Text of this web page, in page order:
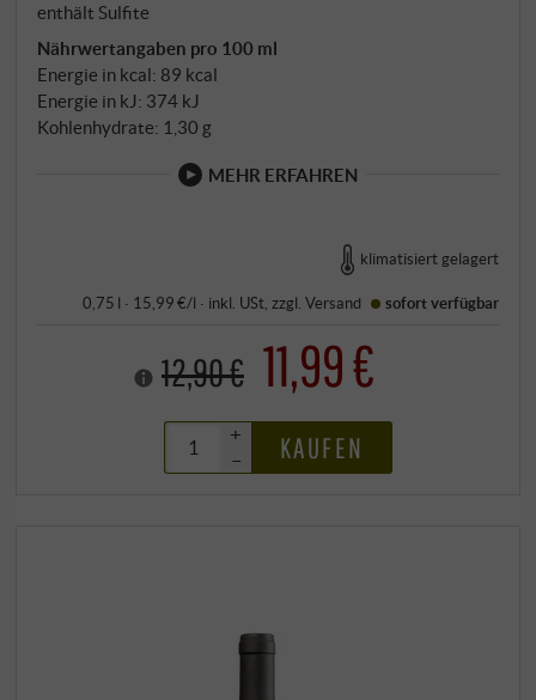
enthält Sulfite
Nährwertangaben pro 100 ml
Energie in kcal: 89 kcal
Energie in kJ: 374 kJ
Kohlenhydrate: 1,30 g
MEHR ERFAHREN
klimatisiert gelagert
0,75 l · 15,99 €/l · inkl. USt , zzgl.Versand sofort verfügbar
12,90 € 11,99 €
+
–
KAUFEN